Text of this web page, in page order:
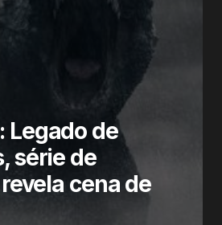
Legado de
série de
cena de